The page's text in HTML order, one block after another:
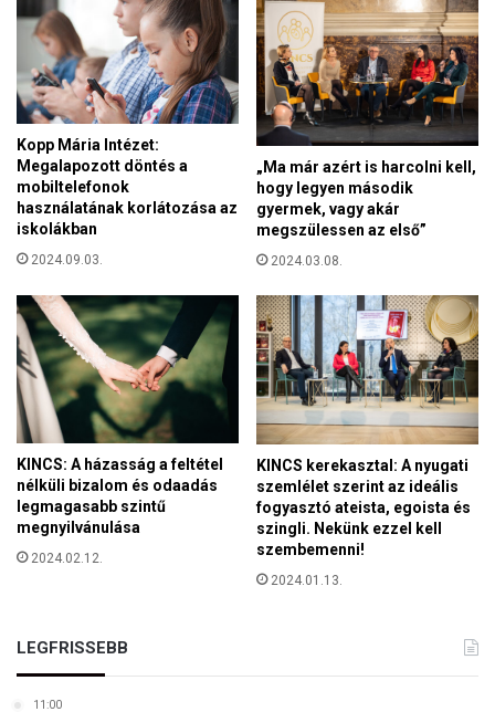
p
m
r
o
n
g
á
l
s
b
ó
l
Kopp Mária Intézet:
Megalapozott döntés a
mobiltelefonok
használatának korlátozása az
iskolákban
2024.09.03.
„Ma már azért is harcolni kell,
hogy legyen második
gyermek, vagy akár
megszülessen az első”
2024.03.08.
KINCS: A házasság a feltétel
nélküli bizalom és odaadás
legmagasabb szintű
megnyilvánulása
2024.02.12.
KINCS kerekasztal: A nyugati
szemlélet szerint az ideális
fogyasztó ateista, egoista és
szingli. Nekünk ezzel kell
szembemenni!
2024.01.13.
LEGFRISSEBB
11:00